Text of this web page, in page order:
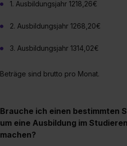
bestimmte Verwendungszwecke
Auswahl über die Checkboxen
der Kategorien „Präferenzen“,
zur Übermittlung deiner Daten in
Wirkung für die Zukunft ganz
Datenschutzerklärung unter dem
1. Ausbildungsjahr 1218,26€
2. Ausbildungsjahr 1268,20€
3. Ausbildungsjahr 1314,02€
Beträge sind brutto pro Monat.
Brauche ich einen bestimmten
um eine Ausbildung im
machen?